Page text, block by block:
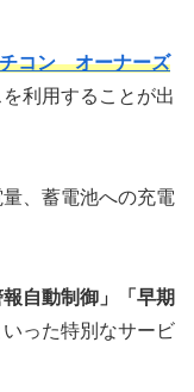
コン オーナーズ
利用することが出
、蓄電池への充電
自動制御」「早期
いった特別なサービ